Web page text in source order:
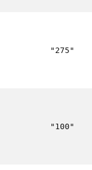
"275"
"100"